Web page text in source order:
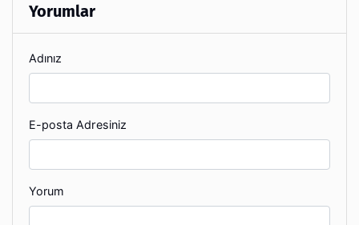
Yorumlar
Adınız
E-posta Adresiniz
Yorum